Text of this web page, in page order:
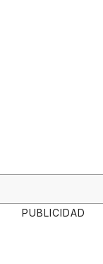
PUBLICIDAD